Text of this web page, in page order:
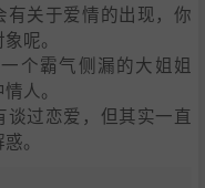
关于爱情的出现，你
呢。
个霸气侧漏的大姐姐
人。
过恋爱，但其实一直
。